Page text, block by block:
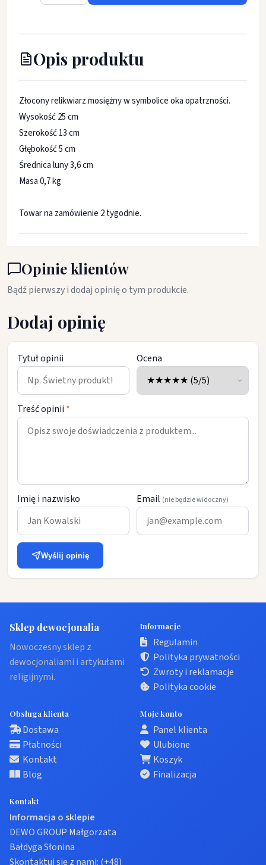
Opis produktu
Złocony relikwiarz mosiężny w symbolice oka opatrzności.
Wysokość 25 cm
Szerokość 13 cm
Głębokość 5 cm
Średnica luny 3,6 cm
Masa 0,7 kg
Towar na zamówienie 2 tygodnie.
Opinie klientów
Bądź pierwszy i dodaj opinię o tym produkcie.
Dodaj opinię
Tytuł opinii Ocena
Treść opinii *
Imię i nazwisko Email (nie będzie widoczny)
Wyślij opinię
Sklep dewocjonalia
Nowoczesny sklep z
dewocjonaliami i artykułami
religijnymi.
Informacje
Regulamin
Polityka prywatności
Zwroty i reklamacje
Polityka cookie
Obsługa klienta
Dostawa
Płatności
Kontakt
Blog
Moje konto
Panel klienta
Ulubione
Koszyk
Finalizacja
Kontakt
Informacja o sklepie
DEWO GROUP Małgorzata
Bałdyga Słonina
Skontaktuj się z nami: (+48)